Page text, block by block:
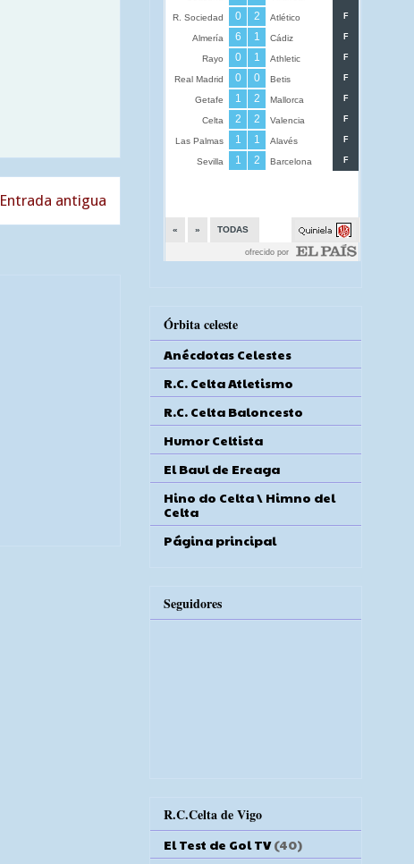
Entrada antigua
Órbita celeste
Anécdotas Celestes
R.C. Celta Atletismo
R.C. Celta Baloncesto
Humor Celtista
El Baul de Ereaga
Hino do Celta \ Himno del
Celta
Página principal
Seguidores
R.C.Celta de Vigo
El Test de Gol TV (40)